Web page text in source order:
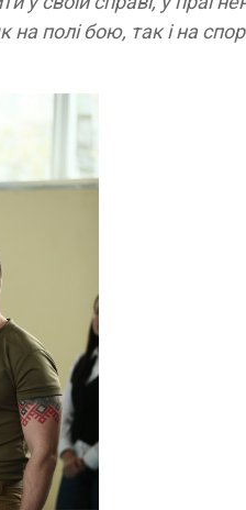
на полі бою, так і на